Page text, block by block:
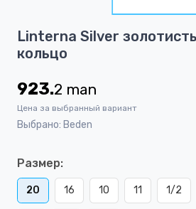
1
of
Linterna Silver
кольцо
923.2 man
Цена за выбранный вариант
Выбрано: Beden
Размер:
20 16 10 11 1/2